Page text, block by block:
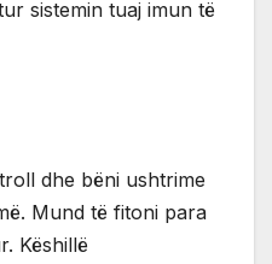
sistemin tuaj imun të
dhe bëni ushtrime
Mund të fitoni para
Këshillë